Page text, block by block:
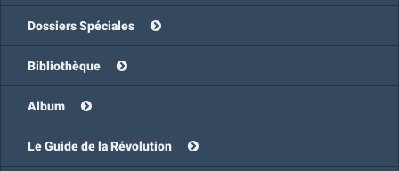
Dossiers Spéciales
Bibliothèque
Album
Le Guide de la Révolution